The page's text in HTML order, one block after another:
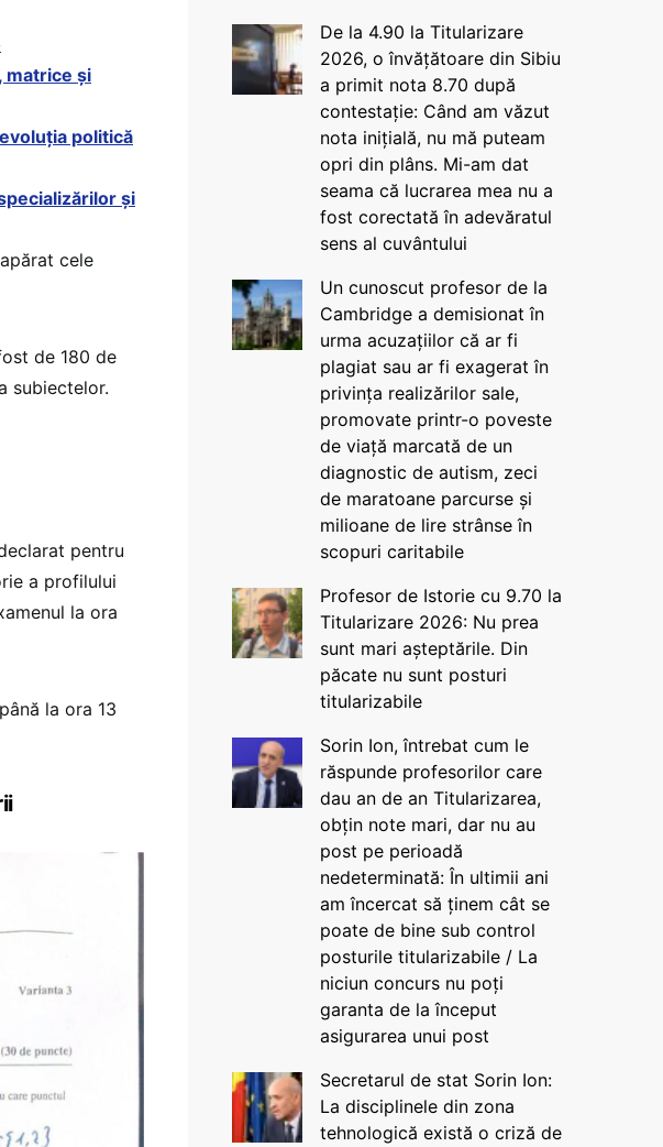
matrice și
politică
și
cele
de 180 de
subiectelor.
pentru
a profilului
la ora
la ora 13
De la 4.90 la Titularizare
2026, o învățătoare din Sibiu
a primit nota 8.70 după
contestație: Când am văzut
nota inițială, nu mă puteam
opri din plâns. Mi-am dat
seama că lucrarea mea nu a
fost corectată în adevăratul
sens al cuvântului
Un cunoscut profesor de la
Cambridge a demisionat în
urma acuzațiilor că ar fi
plagiat sau ar fi exagerat în
privința realizărilor sale,
promovate printr-o poveste
de viață marcată de un
diagnostic de autism, zeci
de maratoane parcurse și
milioane de lire strânse în
scopuri caritabile
Profesor de Istorie cu 9.70 la
Titularizare 2026: Nu prea
sunt mari așteptările. Din
păcate nu sunt posturi
titularizabile
Sorin Ion, întrebat cum le
răspunde profesorilor care
dau an de an Titularizarea,
obțin note mari, dar nu au
post pe perioadă
nedeterminată: În ultimii ani
am încercat să ținem cât se
poate de bine sub control
posturile titularizabile / La
niciun concurs nu poți
garanta de la început
asigurarea unui post
Secretarul de stat Sorin Ion:
La disciplinele din zona
tehnologică există o criză de